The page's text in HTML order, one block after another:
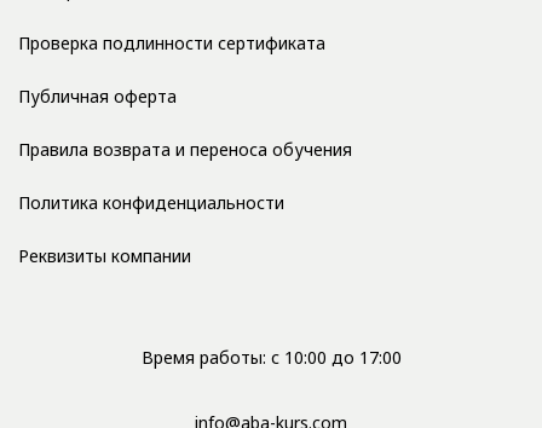
Проверка подлинности сертификата
Публичная оферта
Правила возврата и переноса обучения
Политика конфиденциальности
Реквизиты компании
Время работы: с 10:00 до 17:00
info@aba-kurs.com